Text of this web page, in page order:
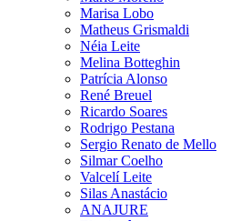
Marisa Lobo
Matheus Grismaldi
Néia Leite
Melina Botteghin
Patrícia Alonso
René Breuel
Ricardo Soares
Rodrigo Pestana
Sergio Renato de Mello
Silmar Coelho
Valcelí Leite
Silas Anastácio
ANAJURE